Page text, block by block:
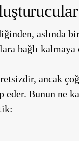
aslında
bağlı kalmaya
ancak
eder. Bunun ne